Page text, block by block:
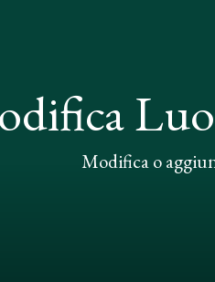
Modifica o